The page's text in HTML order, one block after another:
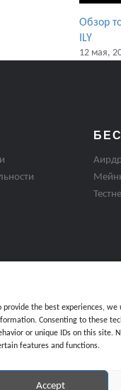
provide the best experiences,
Consenting to these
or unique IDs on this site.
features and functions.
Accept
Обзор
ILY
12 мая,